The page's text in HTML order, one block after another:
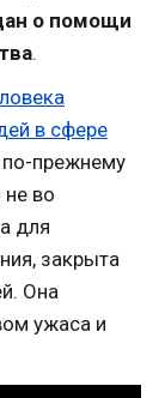
о помощи
.
в сфере
по-прежнему
во
для
закрыта
Она
ужаса и